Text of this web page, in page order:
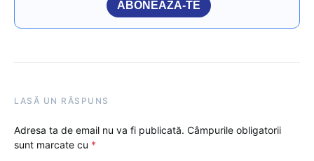
ABONEAZĂ-TE
LASĂ UN RĂSPUNS
Adresa ta de email nu va fi publicată. Câmpurile obligatorii
sunt marcate cu *